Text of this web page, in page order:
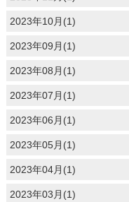
2023年10月(1)
2023年09月(1)
2023年08月(1)
2023年07月(1)
2023年06月(1)
2023年05月(1)
2023年04月(1)
2023年03月(1)